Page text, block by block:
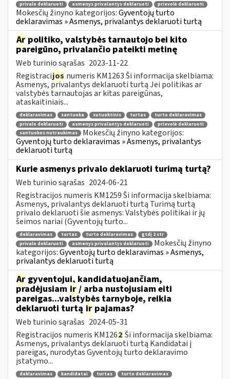
privalo deklaruoti
asmenys privalantys deklaruoti prievolė deklaruoti
Mokesčių žinyno kategorijos:Gyventojų turto
deklaravimas » Asmenys, privalantys deklaruoti turtą
Ar politiko, valstybės tarnautojo bei kito
pareigūno, privalančio pateikti metinę
Web turinio sąrašas 2023-11-22
Registracijos numeris KM1263 Ši informacija skelbiama:
Asmenys, privalantys deklaruoti turtą Jei politikas ar
valstybės tarnautojas ar kitas pareigūnas,
ataskaitiniais...
deklaravimas santuoka sutuoktinis turtas
turto deklaravimas
privalo deklaruoti
asmenys privalantys deklaruoti
prievolė deklaruoti
santuokos nutraukimas
Mokesčių žinyno kategorijos:
Gyventojų turto deklaravimas » Asmenys, privalantys
deklaruoti turtą
Kurie asmenys privalo deklaruoti turimą turtą?
Web turinio sąrašas 2024-06-21
Registracijos numeris KM1259 Ši informacija skelbiama:
Asmenys, privalantys deklaruoti turtą Turimą turtą
privalo deklaruoti šie asmenys: Valstybės politikai ir jų
šeimos nariai (Gyventojų turto...
deklaravimas turtas turto deklaravimas
gtdį 2 str
privalo deklaruoti
asmenys privalantys deklaruoti
Mokesčių žinyno
kategorijos:Gyventojų turto deklaravimas » Asmenys,
privalantys deklaruoti turtą
Ar gyventojui, kandidatuojančiam,
pradėjusiam ir / arba nustojusiam eiti
pareigas...valstybės tarnyboje, reikia
deklaruoti turtą ir pajamas?
Web turinio sąrašas 2024-05-31
Registracijos numeris KM1262 Ši informacija skelbiama:
Asmenys, privalantys deklaruoti turtą Kandidatai į
pareigas, nurodytas Gyventojų turto deklaravimo
įstatymo...
deklaravimas kandidatai turtas
turto deklaravimas